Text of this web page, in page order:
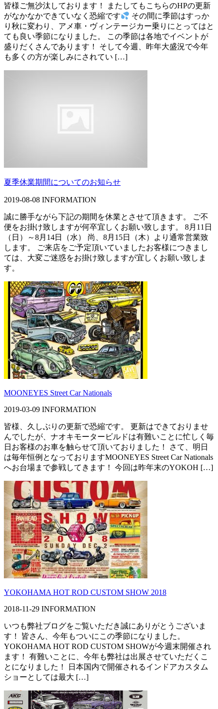
皆様ご無沙汰しております！ またしてもこちらのHPの更新
がなかなかできていなく恐縮です
その間に季節はすっか
り秋に変わり、アメ車・ヴィンテージカー乗りにとってはと
ても良い季節になりました。 この季節は各地でイベントが
盛りだくさんであります！ そして今週、昨年大盛況で今年
も多くの方が楽しみにされてい […]
夏季休業期間についてのお知らせ
2019-08-08 INFORMATION
誠に勝手ながら下記の期間を休業とさせて頂きます。 ご不
便をお掛け致しますが何卒宜しくお願い致します。 8月11日
（日）～8月14日（水） 尚、8月15日（木）より通常営業致
します。 ご来店をご予定頂いていましたお客様につきまし
ては、大変ご迷惑をお掛け致しますが宜しくお願い致しま
す。
MOONEYES Street Car Nationals
2019-03-09 INFORMATION
皆様、久しぶりの更新で恐縮です。 更新はできておりませ
んでしたが、ナオキモータービルドは有難いことに忙しく毎
日お客様のお車を触らせて頂いておりました！ さて、明日
は毎年恒例となっておりますMOONEYES Street Car Nationals
へお台場まで参戦してきます！ 今回は昨年末のYOKOH […]
YOKOHAMA HOT ROD CUSTOM SHOW 2018
2018-11-29 INFORMATION
いつも弊社ブログをご覧いただき誠にありがとうございま
す！ 皆さん、今年もついにこの季節になりました。
YOKOHAMA HOT ROD CUSTOM SHOWが今週末開催され
ます！ 有難いことに、今年も弊社は出展させていただくこ
とになりました！ 日本国内で開催されるインドアカスタム
ショーとしては最大 […]